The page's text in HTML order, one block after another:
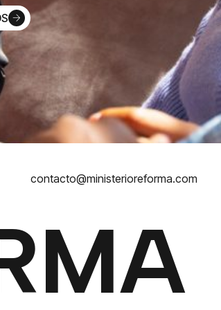
contacto@ministerioreforma.com